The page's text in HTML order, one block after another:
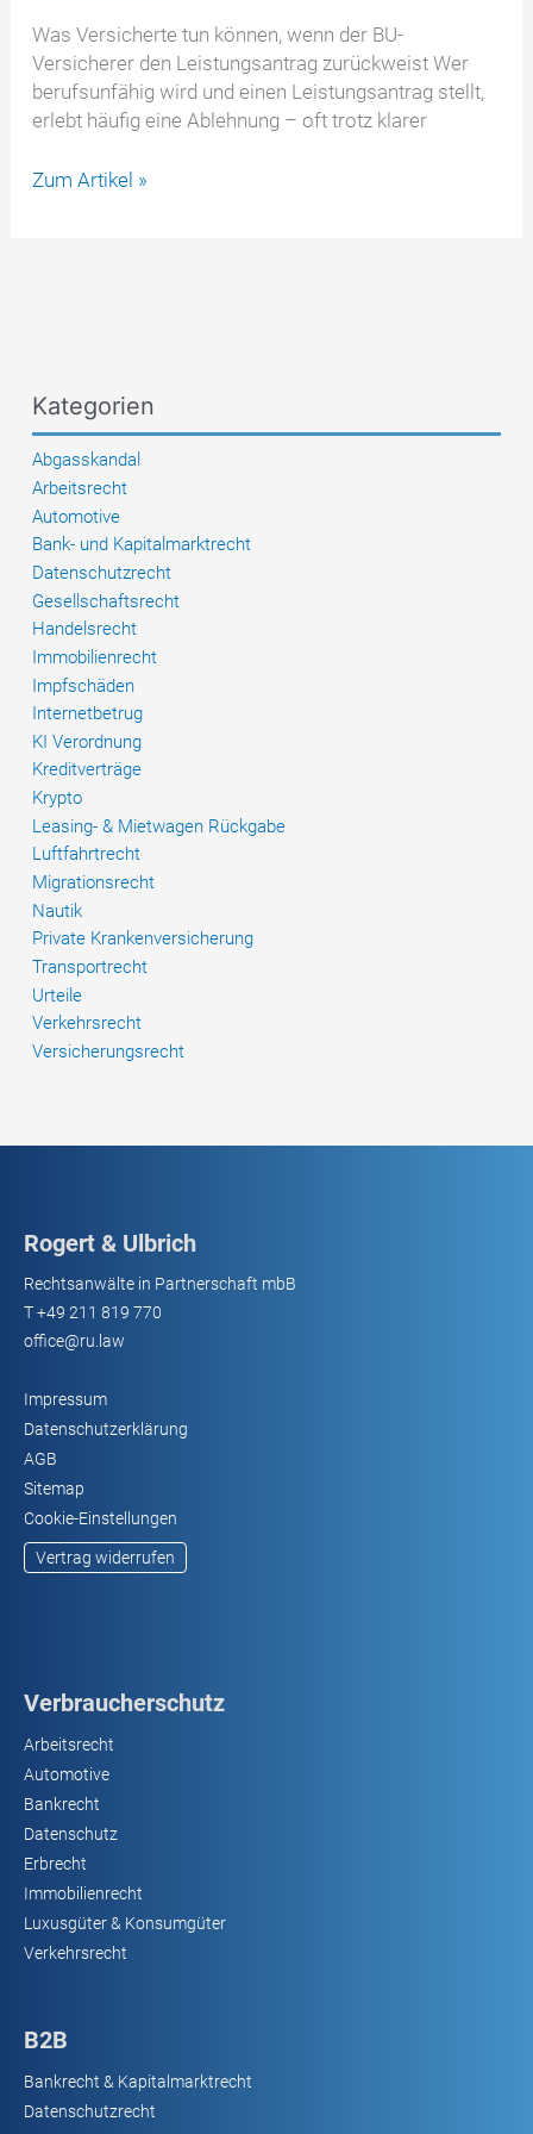
Was Versicherte tun können, wenn der BU-
Versicherer den Leistungsantrag zurückweist Wer
berufsunfähig wird und einen Leistungsantrag stellt,
erlebt häufig eine Ablehnung – oft trotz klarer
BU-
stehen
fast
immer
dahinter
Zum Artikel »
Kategorien
Abgasskandal
Arbeitsrecht
Automotive
Bank- und Kapitalmarktrecht
Datenschutzrecht
Gesellschaftsrecht
Handelsrecht
Immobilienrecht
Impfschäden
Internetbetrug
KI Verordnung
Kreditverträge
Krypto
Leasing- & Mietwagen Rückgabe
Luftfahrtrecht
Migrationsrecht
Nautik
Private Krankenversicherung
Transportrecht
Urteile
Verkehrsrecht
Versicherungsrecht
Rogert & Ulbrich
Rechtsanwälte in Partnerschaft mbB
T+49 211 819 770
office@ru.law
Impressum
Datenschutzerklärung
AGB
Sitemap
Cookie-Einstellungen
Vertrag widerrufen
Verbraucherschutz
Arbeitsrecht
Automotive
Bankrecht
Datenschutz
Erbrecht
Immobilienrecht
Luxusgüter & Konsumgüter
Verkehrsrecht
B2B
Bankrecht & Kapitalmarktrecht
Datenschutzrecht